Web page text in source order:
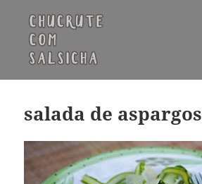
salada de aspargos